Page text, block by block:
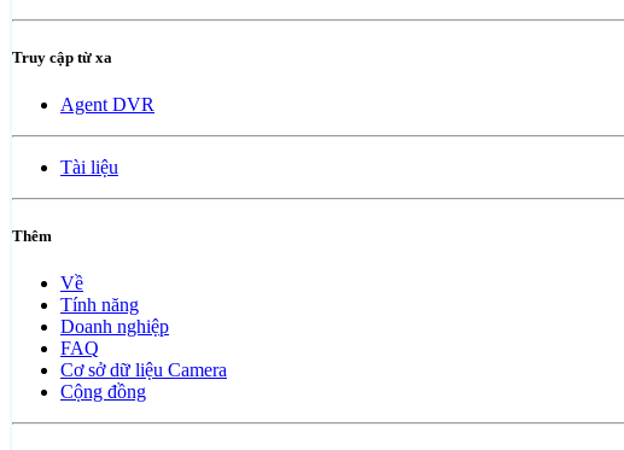
Truy cập từ xa
Agent DVR
Tài liệu
Thêm
Về
Tính năng
Doanh nghiệp
FAQ
Cơ sở dữ liệu Camera
Cộng đồng